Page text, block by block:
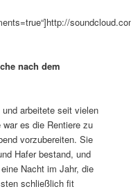
nach dem
arbeitete seit vielen
es die Rentiere zu
vorzubereiten. Sie
Hafer bestand, und
Nacht im Jahr, die
schließlich fit